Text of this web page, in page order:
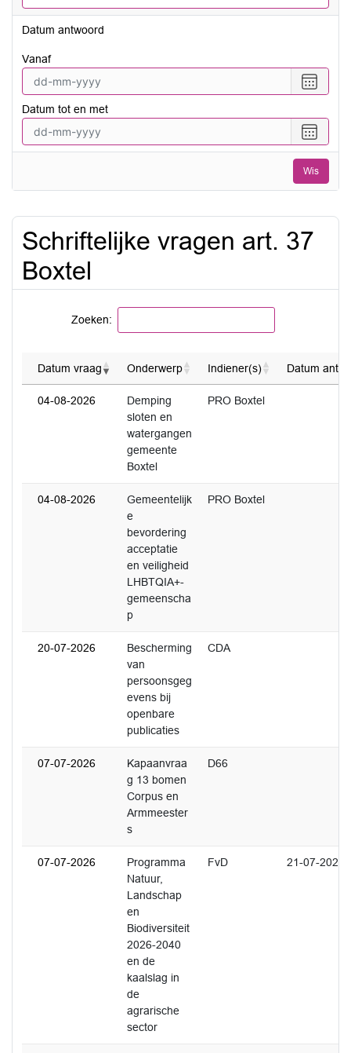
Datum antwoord
vanaf
een
vanaf
Datum tot en met
een
datum
tot
en
Wis
Schriftelijke vragen art. 37
Boxtel
Zoeken:
Datum vraag Onderwerp Indiener(s) Datum
04-08-2026
Demping
sloten en
watergangen
gemeente
Boxtel
PRO Boxtel
04-08-2026
Gemeentelijk
e
bevordering
acceptatie
en veiligheid
LHBTQIA+-
gemeenscha
p
PRO Boxtel
20-07-2026
Bescherming
van
persoonsgeg
evens bij
openbare
publicaties
CDA
07-07-2026
Kapaanvraa
g 13 bomen
Corpus en
Armmeester
s
D66
07-07-2026
Programma
Natuur,
Landschap
en
Biodiversiteit
2026-2040
en de
kaalslag in
de
agrarische
sector
FvD 21-07-2026